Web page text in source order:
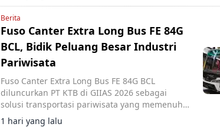
Berita
Fuso Canter Extra Long Bus FE 84G
BCL, Bidik Peluang Besar Industri
Pariwisata
Fuso Canter Extra Long Bus FE 84G BCL
diluncurkan PT KTB di GIIAS 2026 sebagai
solusi transportasi pariwisata yang memenuhi
standar Euro 4 dan regulasi pemerintah.
1 hari yang lalu